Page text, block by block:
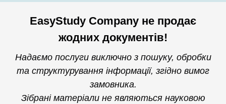
EasyStudy Company не продає
жодних документів!
Надаємо послуги виключно з пошуку, обробки
та структурування інформації, згідно вимог
замовника.
Зібрані матеріали не являються науковою